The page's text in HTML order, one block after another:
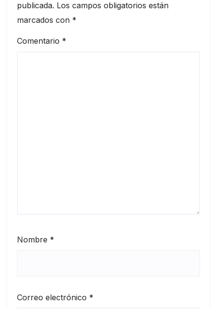
publicada. Los campos obligatorios están
marcados con *
Comentario *
Nombre *
Correo electrónico *